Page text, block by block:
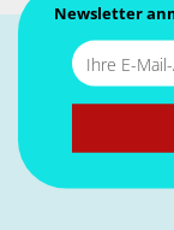
Newsletter